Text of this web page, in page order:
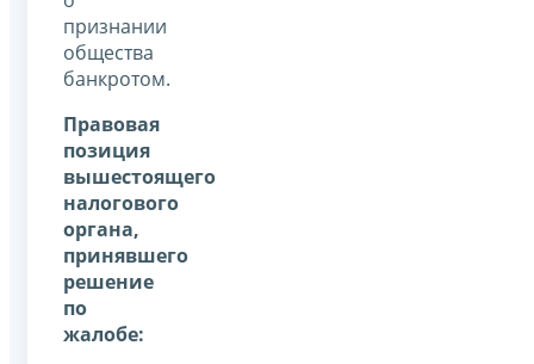
признании
общества
банкротом.
Правовая
позиция
вышестоящего
налогового
органа,
принявшего
решение
по
жалобе: